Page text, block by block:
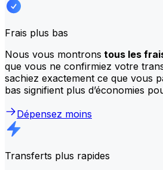
Frais plus bas
Nous vous montrons tous les
que vous ne confirmiez votre
sachiez exactement ce que vous
bas signifient plus d’économies
Dépensez moins
Transferts plus rapides